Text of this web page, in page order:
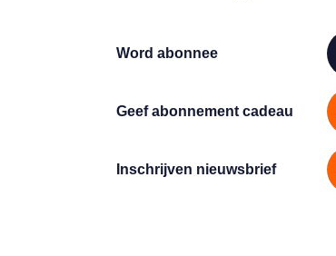
Word abonnee
Geef abonnement cadeau
Inschrijven nieuwsbrief